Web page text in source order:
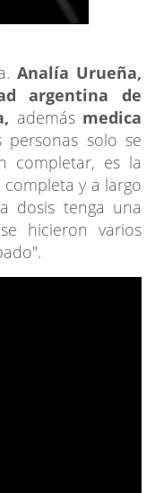
Analía Urueña,
argentina de
ademásmedica
solo se
completar, es la
y a largo
dosis tenga una
hicieron varios